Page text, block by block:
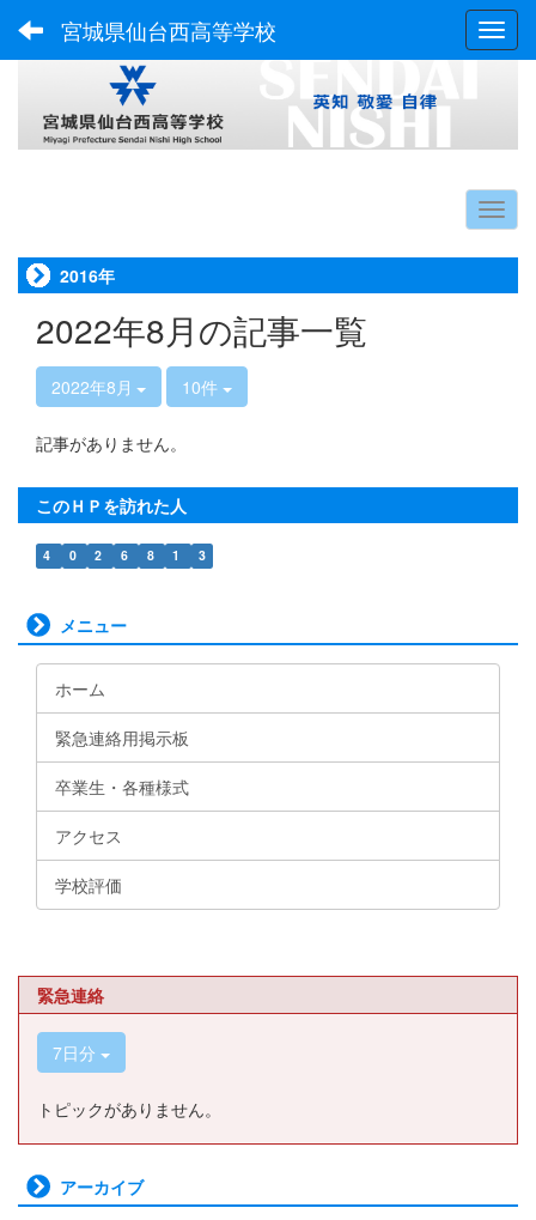
宮城県仙台西高等学校
2016年
2022年8月の記事一覧
2022年8月 10件
記事がありません。
このＨＰを訪れた人
4 0 2 6 8 1 3
メニュー
ホーム
緊急連絡用掲示板
卒業生・各種様式
アクセス
学校評価
緊急連絡
7日分
トピックがありません。
アーカイブ